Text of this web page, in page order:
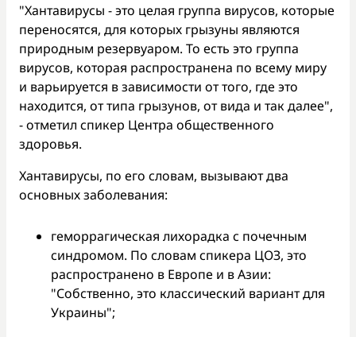
"Хантавирусы - это целая группа вирусов, которые
переносятся, для которых грызуны являются
природным резервуаром. То есть это группа
вирусов, которая распространена по всему миру
и варьируется в зависимости от того, где это
находится, от типа грызунов, от вида и так далее",
- отметил спикер Центра общественного
здоровья.
Хантавирусы, по его словам, вызывают два
основных заболевания:
геморрагическая лихорадка с почечным
синдромом. По словам спикера ЦОЗ, это
распространено в Европе и в Азии:
"Собственно, это классический вариант для
Украины";